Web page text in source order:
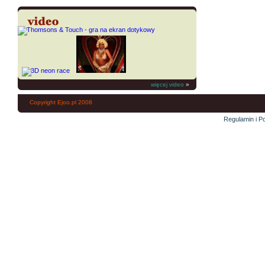
więcej video »
Copyright Ejoo.pl 2008
Regulamin i